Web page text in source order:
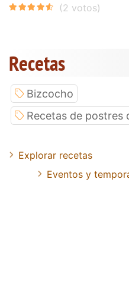
Recetas
Bizcocho
Recetas de postres
Explorar recetas
Eventos y